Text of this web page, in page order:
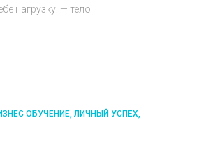
нагрузку: — тело
ОБУЧЕНИЕ ЛИЧНЫЙ УСПЕХ